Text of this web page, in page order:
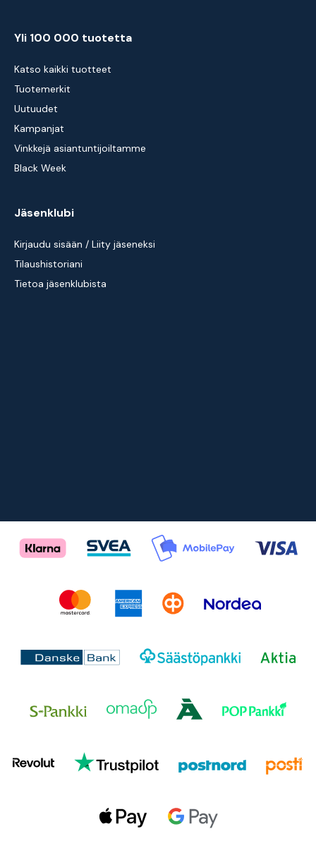
Yli 100 000 tuotetta
Katso kaikki tuotteet
Tuotemerkit
Uutuudet
Kampanjat
Vinkkejä asiantuntijoiltamme
Black Week
Jäsenklubi
Kirjaudu sisään / Liity jäseneksi
Tilaushistoriani
Tietoa jäsenklubista